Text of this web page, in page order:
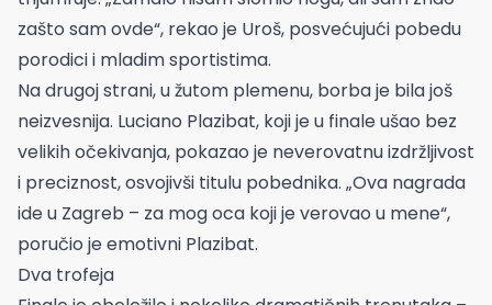
zašto sam ovde“, rekao je Uroš, posvećujući pobedu
porodici i mladim sportistima.
Na drugoj strani, u žutom plemenu, borba je bila još
neizvesnija. Luciano Plazibat, koji je u finale ušao bez
velikih očekivanja, pokazao je neverovatnu izdržljivost
i preciznost, osvojivši titulu pobednika. „Ova nagrada
ide u Zagreb – za mog oca koji je verovao u mene“,
poručio je emotivni Plazibat.
Dva trofeja